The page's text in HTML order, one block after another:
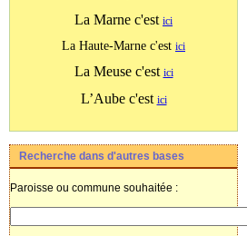
La Marne c'est ici
La Haute-Marne c'est ici
La Meuse c'est ici
L’Aube c'est ici
Recherche dans d'autres bases
Paroisse ou commune souhaitée :